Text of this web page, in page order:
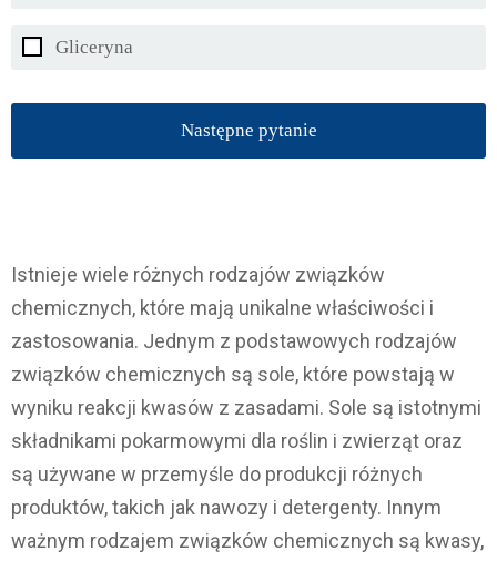
Gliceryna
Następne pytanie
Istnieje wiele różnych rodzajów związków
chemicznych, które mają unikalne właściwości i
zastosowania. Jednym z podstawowych rodzajów
związków chemicznych są sole, które powstają w
wyniku reakcji kwasów z zasadami. Sole są istotnymi
składnikami pokarmowymi dla roślin i zwierząt oraz
są używane w przemyśle do produkcji różnych
produktów, takich jak nawozy i detergenty. Innym
ważnym rodzajem związków chemicznych są kwasy,